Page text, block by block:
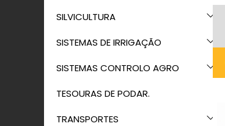
SILVICULTURA
SISTEMAS DE IRRIGAÇÃO
SISTEMAS CONTROLO AGRO
TESOURAS DE PODAR.
TRANSPORTES